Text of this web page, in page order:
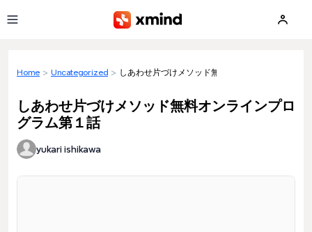
Home > Uncategorized > しあわせ片づけメソッド無料オンラインプログラ
しあわせ片づけメソッド無料オンラインプロ
グラム第１話
yukari ishikawa